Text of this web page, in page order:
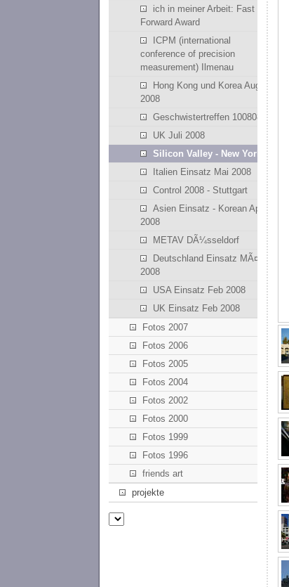
ich in meiner Arbeit: Fast
Forward Award
ICPM (international
conference of precision
measurement) Ilmenau
Hong Kong und Korea August
2008
Geschwistertreffen 100808
UK Juli 2008
Silicon Valley - New York
Italien Einsatz Mai 2008
Control 2008 - Stuttgart
Asien Einsatz - Korean April
2008
METAV DÃ¼sseldorf
Deutschland Einsatz MÃ¤rz
2008
USA Einsatz Feb 2008
UK Einsatz Feb 2008
Fotos 2007
Fotos 2006
Fotos 2005
Fotos 2004
Fotos 2002
Fotos 2000
Fotos 1999
Fotos 1996
friends art
projekte